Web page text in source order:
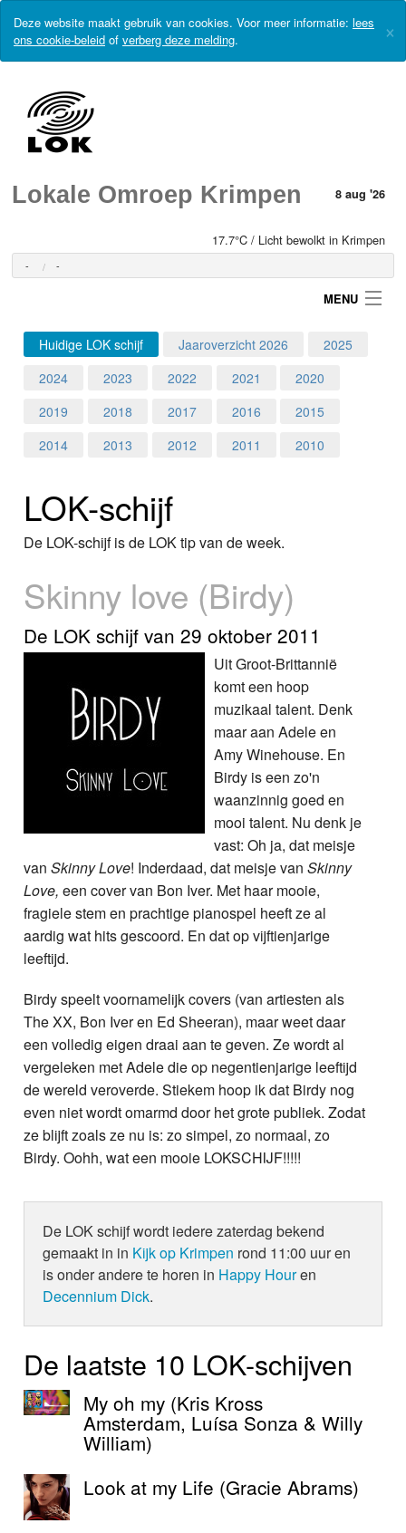
Deze website maakt gebruik van cookies. Voor meer informatie: lees
ons cookie-beleid of verberg deze melding. ×
Lokale Omroep Krimpen 8 aug '26
17.7°C / Licht bewolkt in Krimpen
- -
MENU
Login
Home
Programma's
Nieuws
Foto's
Video
Webcam
Huidige LOK schijf Jaaroverzicht 2026
2025
2024
2023 2022 2021
2020
2019
2018 2017 2016
2015
2014
2013 2012 2011 2010
LOK-schijf
De LOK-schijf is de LOK tip van de week.
Skinny love (Birdy)
De LOK schijf van 29 oktober 2011
Uit Groot-Brittannië
komt een hoop
muzikaal talent. Denk
maar aan Adele en
Amy Winehouse. En
Birdy is een zo'n
waanzinnig goed en
mooi talent. Nu denk je
vast: Oh ja, dat meisje
vanSkinny Love! Inderdaad, dat meisje vanSkinny
Love, een cover van Bon Iver. Met haar mooie,
fragiele stem en prachtige pianospel heeft ze al
aardig wat hits gescoord. En dat op vijftienjarige
leeftijd.
Birdy speelt voornamelijk covers (van artiesten als
The XX, Bon Iver en Ed Sheeran), maar weet daar
een volledig eigen draai aan te geven. Ze wordt al
vergeleken met Adele die op negentienjarige leeftijd
de wereld veroverde. Stiekem hoop ik dat Birdy nog
even niet wordt omarmd door het grote publiek. Zodat
ze blijft zoals ze nu is: zo simpel, zo normaal, zo
Birdy. Oohh, wat een mooie LOKSCHIJF!!!!!
De LOK schijf wordt iedere zaterdag bekend
gemaakt in in Kijk op Krimpen rond 11:00 uur en
is onder andere te horen in Happy Houren
Decennium Dick.
De laatste 10 LOK-schijven
My oh my (Kris Kross
Amsterdam, Luísa Sonza & Willy
William)
Look at my Life (Gracie Abrams)